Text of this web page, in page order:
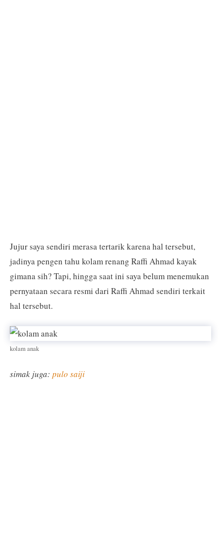
Jujur saya sendiri merasa tertarik karena hal tersebut,
jadinya pengen tahu kolam renang Raffi Ahmad kayak
gimana sih? Tapi, hingga saat ini saya belum menemukan
pernyataan secara resmi dari Raffi Ahmad sendiri terkait
hal tersebut.
kolam anak
simak juga: pulo saiji